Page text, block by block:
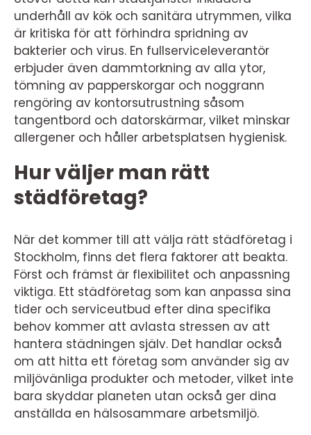
underhåll av kök och sanitära utrymmen, vilka
är kritiska för att förhindra spridning av
bakterier och virus. En fullserviceleverantör
erbjuder även dammtorkning av alla ytor,
tömning av papperskorgar och noggrann
rengöring av kontorsutrustning såsom
tangentbord och datorskärmar, vilket minskar
allergener och håller arbetsplatsen hygienisk.
Hur väljer man rätt
städföretag?
När det kommer till att välja rätt städföretag i
Stockholm, finns det flera faktorer att beakta.
Först och främst är flexibilitet och anpassning
viktiga. Ett städföretag som kan anpassa sina
tider och serviceutbud efter dina specifika
behov kommer att avlasta stressen av att
hantera städningen själv. Det handlar också
om att hitta ett företag som använder sig av
miljövänliga produkter och metoder, vilket inte
bara skyddar planeten utan också ger dina
anställda en hälsosammare arbetsmiljö.